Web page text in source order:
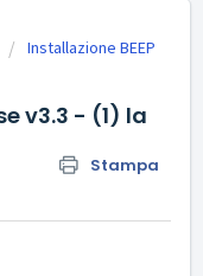
Installazione BEEP
v3.3 - (1) la
Stampa